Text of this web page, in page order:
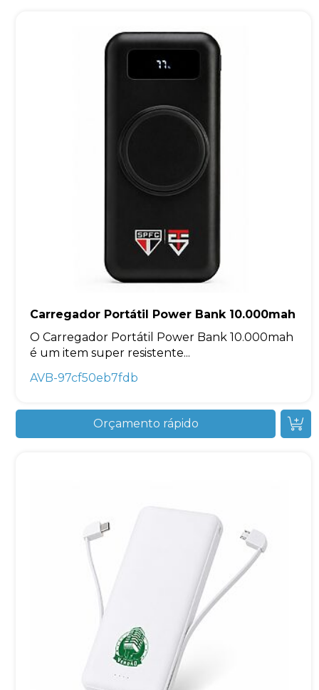
Carregador Portátil Power Bank 10.000mah
O Carregador Portátil Power Bank 10.000mah
é um item super resistente...
AVB-97cf50eb7fdb
Orçamento rápido